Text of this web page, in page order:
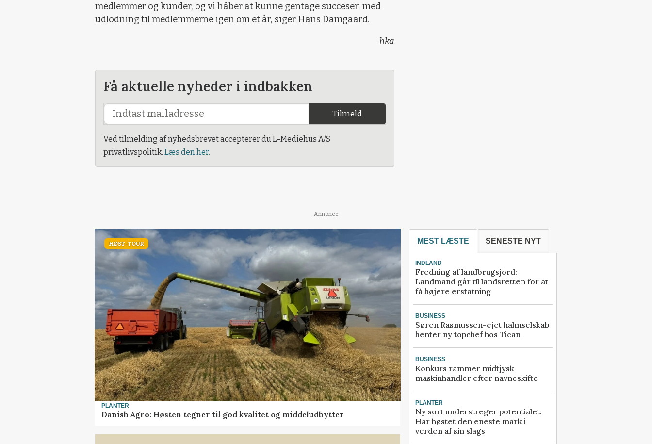
medlemmer og kunder, og vi håber at kunne gentage succesen med
udlodning til medlemmerne igen om et år, siger Hans Damgaard.
hka
Få aktuelle nyheder i indbakken
Tilmeld
Ved tilmelding af nyhedsbrevet accepterer du L-Mediehus A/S
privatlivspolitik. Læs den her.
Annonce
HØST-TOUR
PLANTER
Danish Agro: Høsten tegner til god kvalitet og middeludbytter
MEST LÆSTE SENESTE NYT
INDLAND
Fredning af landbrugsjord:
Landmand går til landsretten for at
få højere erstatning
BUSINESS
Søren Rasmussen-ejet halmselskab
henter ny topchef hos Tican
BUSINESS
Konkurs rammer midtjysk
maskinhandler efter navneskifte
PLANTER
Ny sort understreger potentialet:
Har høstet den eneste mark i
verden af sin slags